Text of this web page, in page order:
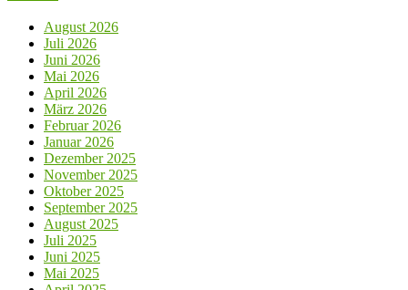
August 2026
Juli 2026
Juni 2026
Mai 2026
April 2026
März 2026
Februar 2026
Januar 2026
Dezember 2025
November 2025
Oktober 2025
September 2025
August 2025
Juli 2025
Juni 2025
Mai 2025